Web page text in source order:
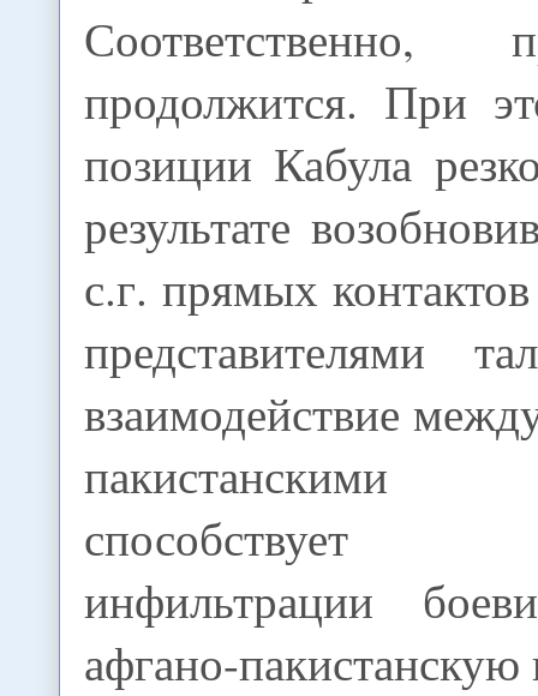
Соответственно,
продолжится. При
позиции Кабула
результате
с.г. прямых
представителями
взаимодействие
способствует
инфильтрации
афгано-пакистанскую